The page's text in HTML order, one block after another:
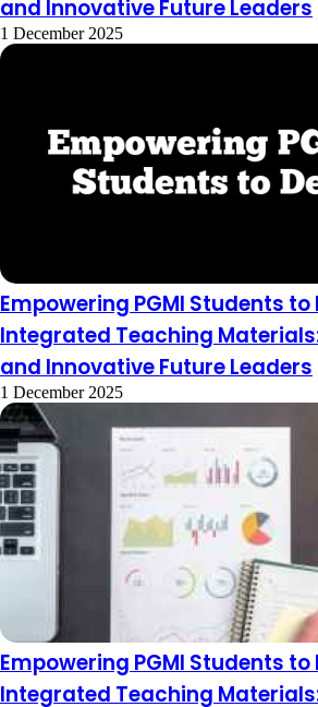
and Innovative Future Leaders
1 December 2025
Empowering PGMI Students to
Integrated Teaching
and Innovative Future Leaders
1 December 2025
Empowering PGMI Students to
Integrated Teaching